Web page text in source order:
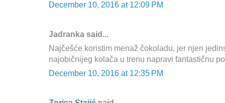
December 10, 2016 at 12:09 PM
Jadranka said...
Najčešće koristim menaž čokoladu, jer njen
najobičnijeg kolača u trenu napravi fantastičnu
December 10, 2016 at 12:35 PM